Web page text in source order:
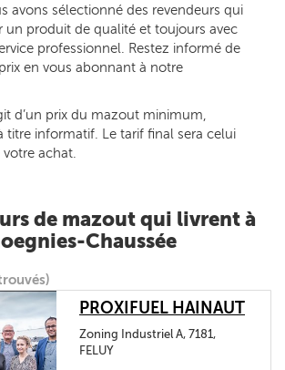
avons sélectionné des revendeurs qui
un produit de qualité et toujours avec
professionnel. Restez informé de
en vous abonnant à notre
d’un prix du mazout minimum,
titre informatif. Le tarif final sera celui
achat.
de mazout qui livrent à
Chaussée
PROXIFUEL HAINAUT
Zoning Industriel A, 7181,
FELUY